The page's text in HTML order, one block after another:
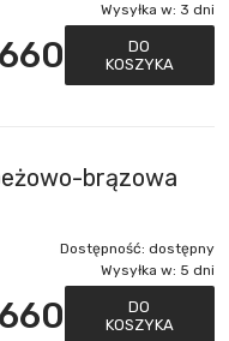
Wysyłka w: 3 dni
DO
KOSZYKA
brązowa
Dostępność: dostępny
Wysyłka w: 5 dni
DO
KOSZYKA